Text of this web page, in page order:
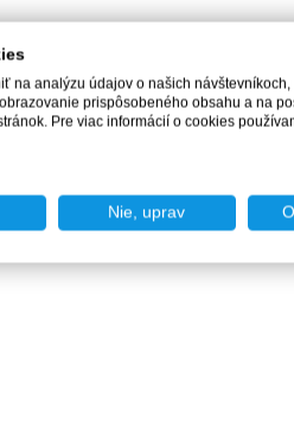
na analýzu údajov o našich
prispôsobeného obsahu a na
Pre viac informácií o cookies
Nie, uprav